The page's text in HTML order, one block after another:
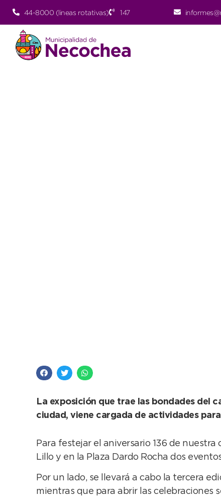
44-8000 (lineas rotativas) 147
La exposición que trae las bondades del
ciudad, viene cargada de actividades
Para festejar el aniversario 136 de
Lillo y en la Plaza Dardo Rocha dos
Por un lado, se llevará a cabo la tercera
mientras que para abrir las celebraciones